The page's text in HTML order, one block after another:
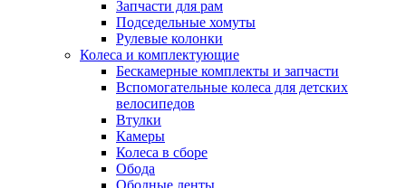
Запчасти для рам
Подседельные хомуты
Рулевые колонки
Колеса и комплектующие
Бескамерные комплекты и запчасти
Вспомогательные колеса для детских
велосипедов
Втулки
Камеры
Колеса в сборе
Обода
Ободные ленты